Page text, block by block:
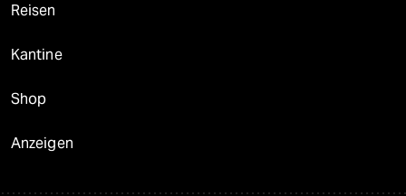
Reisen
Kantine
Shop
Anzeigen